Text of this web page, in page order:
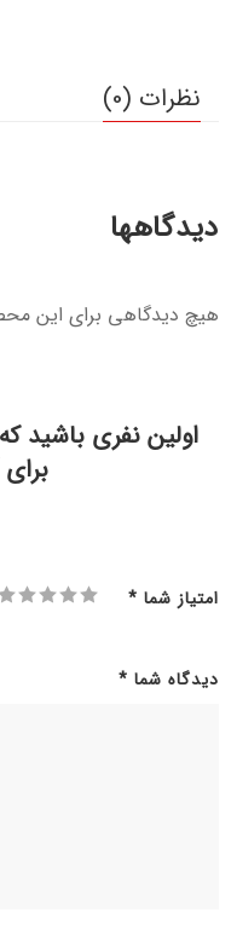
نظرات (0)
دیدگاهها
هیچ دیدگاهی برای این
اولین نفری باشید
امتیاز شما *
دیدگاه شما *